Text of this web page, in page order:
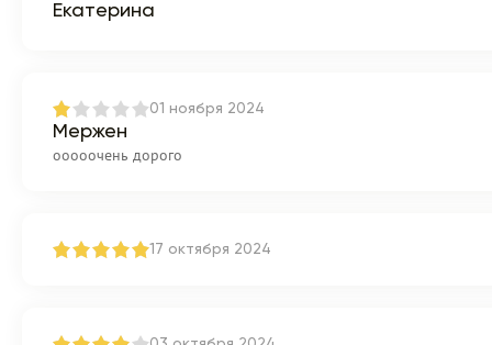
Екатерина
01 ноября 2024
Мержен
ооооочень дорого
17 октября 2024